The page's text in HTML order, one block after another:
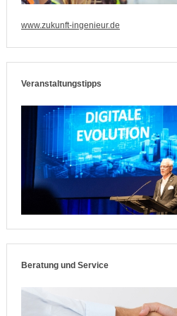
www.zukunft-ingenieur.de
Veranstaltungstipps
Beratung und Service